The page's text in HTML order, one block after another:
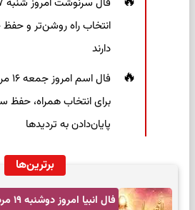
انتخاب راه روشن‌تر و
دارند
برای انتخاب همراه،
پایان‌دادن به تردیدها
برترین‌ها